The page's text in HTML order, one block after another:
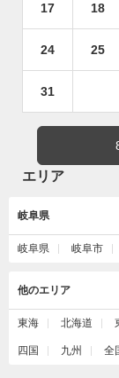
17 18
24 25
31
エリア
岐阜県
岐阜県 岐阜市
他のエリア
東海 北海道
四国 九州 全